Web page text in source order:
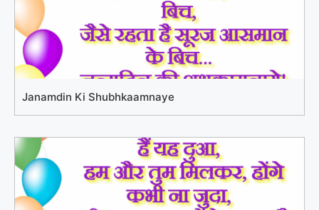
Janamdin Ki Shubhkaamnaye